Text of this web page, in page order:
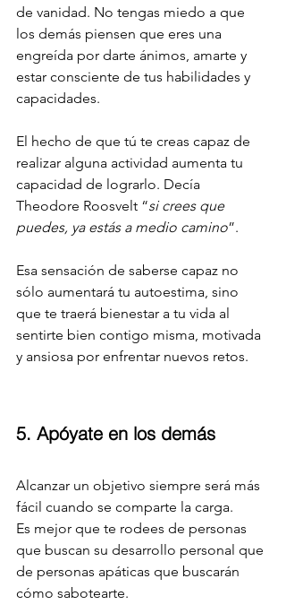
de vanidad. No tengas miedo a que
los demás piensen que eres una
engreída por darte ánimos, amarte y
estar consciente de tus habilidades y
capacidades.
El hecho de que tú te creas capaz de
realizar alguna actividad aumenta tu
capacidad de lograrlo. Decía
Theodore Roosvelt “si crees que
puedes, ya estás a medio camino”.
Esa sensación de saberse capaz no
sólo aumentará tu autoestima, sino
que te traerá bienestar a tu vida al
sentirte bien contigo misma, motivada
y ansiosa por enfrentar nuevos retos.
5. Apóyate en los demás
Alcanzar un objetivo siempre será más
fácil cuando se comparte la carga.
Es mejor que te rodees de personas
que buscan su desarrollo personal que
de personas apáticas que buscarán
cómo sabotearte.